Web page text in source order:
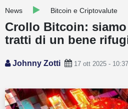
Trading
Quotazioni
News Bitcoin e Criptovalute
Crollo Bitcoin:
tratti di un bene
Johnny Zotti 17 ott 2025 - 10:37